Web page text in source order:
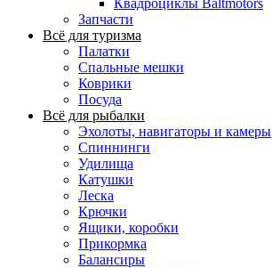
Квадроциклы Baltmotors
Запчасти
Всё для туризма
Палатки
Спальные мешки
Коврики
Посуда
Всё для рыбалки
Эхолоты, навигаторы и камеры
Спиннинги
Удилища
Катушки
Леска
Крючки
Ящики, коробки
Прикормка
Балансиры